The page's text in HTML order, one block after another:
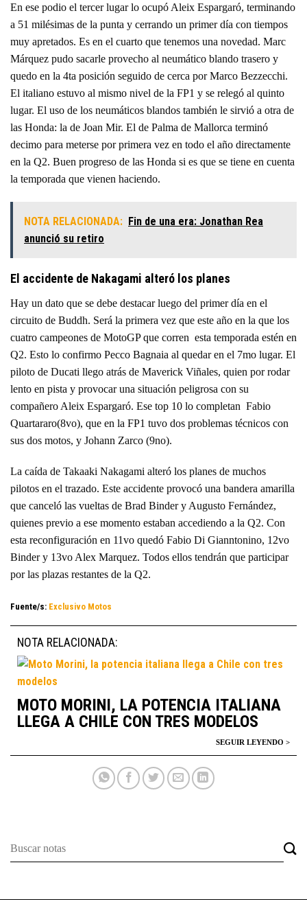
En ese podio el tercer lugar lo ocupó Aleix Espargaró, terminando
a 51 milésimas de la punta y cerrando un primer día con tiempos
muy apretados. Es en el cuarto que tenemos una novedad. Marc
Márquez pudo sacarle provecho al neumático blando trasero y
quedo en la 4ta posición seguido de cerca por Marco Bezzecchi.
El italiano estuvo al mismo nivel de la FP1 y se relegó al quinto
lugar. El uso de los neumáticos blandos también le sirvió a otra de
las Honda: la de Joan Mir. El de Palma de Mallorca terminó
decimo para meterse por primera vez en todo el año directamente
en la Q2. Buen progreso de las Honda si es que se tiene en cuenta
la temporada que vienen haciendo.
NOTA RELACIONADA: Fin de una era: Jonathan Rea
anunció su retiro
El accidente de Nakagami alteró los planes
Hay un dato que se debe destacar luego del primer día en el
circuito de Buddh. Será la primera vez que este año en la que los
cuatro campeones de MotoGP que corren esta temporada estén en
Q2. Esto lo confirmo Pecco Bagnaia al quedar en el 7mo lugar. El
piloto de Ducati llego atrás de Maverick Viñales, quien por rodar
lento en pista y provocar una situación peligrosa con su
compañero Aleix Espargaró. Ese top 10 lo completan Fabio
Quartararo(8vo), que en la FP1 tuvo dos problemas técnicos con
sus dos motos, y Johann Zarco (9no).
La caída de Takaaki Nakagami alteró los planes de muchos
pilotos en el trazado. Este accidente provocó una bandera amarilla
que canceló las vueltas de Brad Binder y Augusto Fernández,
quienes previo a ese momento estaban accediendo a la Q2. Con
esta reconfiguración en 11vo quedó Fabio Di Gianntonino, 12vo
Binder y 13vo Alex Marquez. Todos ellos tendrán que participar
por las plazas restantes de la Q2.
Fuente/s: Exclusivo Motos
NOTA RELACIONADA:
MOTO MORINI, LA POTENCIA ITALIANA
LLEGA A CHILE CON TRES MODELOS